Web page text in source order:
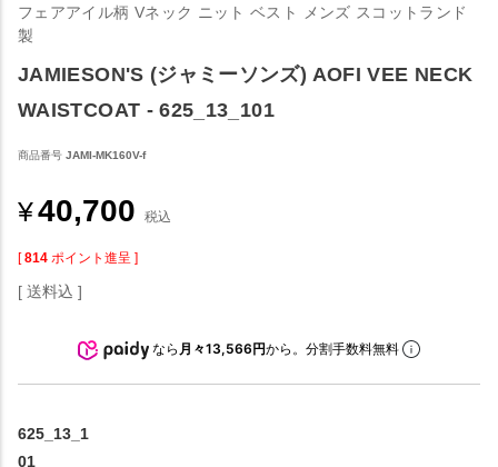
フェアアイル柄 Vネック ニット ベスト メンズ スコットランド
製
JAMIESON'S (ジャミーソンズ) AOFI VEE NECK
WAISTCOAT - 625_13_101
商品番号 JAMI-MK160V-f
¥40,700 税込
[ 814 ポイント進呈 ]
送料込
なら 月々13,566円から。分割手数料無料
625_13_1
01